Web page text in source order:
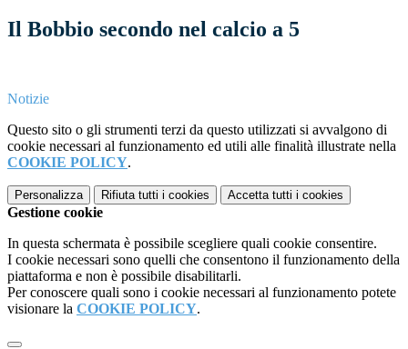
Il Bobbio secondo nel calcio a 5
Notizie
Questo sito o gli strumenti terzi da questo utilizzati si avvalgono di
cookie necessari al funzionamento ed utili alle finalità illustrate nella
COOKIE POLICY.
Personalizza Rifiuta tutti i cookies Accetta tutti i cookies
Gestione cookie
In questa schermata è possibile scegliere quali cookie consentire.
I cookie necessari sono quelli che consentono il funzionamento della
piattaforma e non è possibile disabilitarli.
Per conoscere quali sono i cookie necessari al funzionamento potete
visionare la COOKIE POLICY.